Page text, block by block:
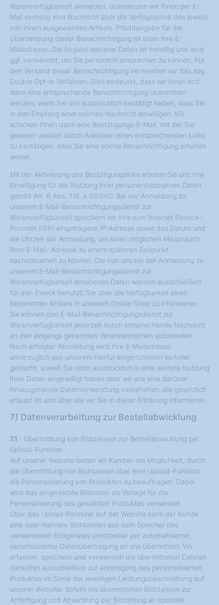
Warenverfügbarkeit anmelden, übersenden wir Ihnen per E-
Mail einmalig eine Nachricht über die Verfügbarkeit des jeweils
von Ihnen ausgewählten Artikels. Pflichtangabe für die
Übersendung dieser Benachrichtigung ist allein Ihre E-
Mailadresse. Die Angabe weiterer Daten ist freiwillig und wird
ggf. verwendet, um Sie persönlich ansprechen zu können. Für
den Versand dieser Benachrichtigung verwenden wir das sog.
Double Opt-in Verfahren. Dies bedeutet, dass wir Ihnen erst
dann eine entsprechende Benachrichtigung übermitteln
werden, wenn Sie uns ausdrücklich bestätigt haben, dass Sie
in den Empfang einer solchen Nachricht einwilligen. Wir
schicken Ihnen dann eine Bestätigungs-E-Mail, mit der Sie
gebeten werden durch Anklicken eines entsprechenden Links
zu bestätigen, dass Sie eine solche Benachrichtigung erhalten
wollen.
Mit der Aktivierung des Bestätigungslinks erteilen Sie uns Ihre
Einwilligung für die Nutzung Ihrer personenbezogenen Daten
gemäß Art. 6 Abs. 1 lit. a DSGVO. Bei der Anmeldung zu
unserem E-Mail-Benachrichtigungsdienst zur
Warenverfügbarkeit speichern wir Ihre vom Internet Service-
Provider (ISP) eingetragene IP-Adresse sowie das Datum und
die Uhrzeit der Anmeldung, um einen möglichen Missbrauch
Ihrer E-Mail- Adresse zu einem späteren Zeitpunkt
nachvollziehen zu können. Die von uns bei der Anmeldung zu
unserem E-Mail-Benachrichtigungsdienst zur
Warenverfügbarkeit erhobenen Daten werden ausschließlich
für den Zweck benutzt, Sie über die Verfügbarkeit eines
bestimmten Artikels in unserem Online-Shop zu informieren.
Sie können den E-Mail-Benachrichtigungsdienst zur
Warenverfügbarkeit jederzeit durch entsprechende Nachricht
an den eingangs genannten Verantwortlichen abbestellen.
Nach erfolgter Abmeldung wird Ihre E-Mailadresse
unverzüglich aus unserem hierfür eingerichteten Verteiler
gelöscht, soweit Sie nicht ausdrücklich in eine weitere Nutzung
Ihrer Daten eingewilligt haben oder wir uns eine darüber
hinausgehende Datenverwendung vorbehalten, die gesetzlich
erlaubt ist und über die wir Sie in dieser Erklärung informieren.
7) Datenverarbeitung zur Bestellabwicklung
7.1 - Übermittlung von Bilddateien zur Bestellabwicklung per
Upload-Funktion
Auf unserer Website bieten wir Kunden die Möglichkeit, durch
die Übermittlung von Bilddateien über eine Upload-Funktion
die Personalisierung von Produkten zu beauftragen. Dabei
wird das eingereichte Bildmotiv als Vorlage für die
Personalisierung des gewählten Produktes verwendet.
Über das Upload-Formular auf der Website kann der Kunde
eine oder mehrere Bilddateien aus dem Speicher des
verwendeten Endgerätes unmittelbar per automatisierter,
verschlüsselter Datenübertragung an uns übermitteln. Wir
erfassen, speichern und verwenden die übermittelten Dateien
daraufhin ausschließlich zur Anfertigung des personalisierten
Produktes im Sinne der jeweiligen Leistungsbeschreibung auf
unserer Website. Sofern die übermittelten Bilddateien zur
Anfertigung und Abwicklung der Bestellung an spezielle